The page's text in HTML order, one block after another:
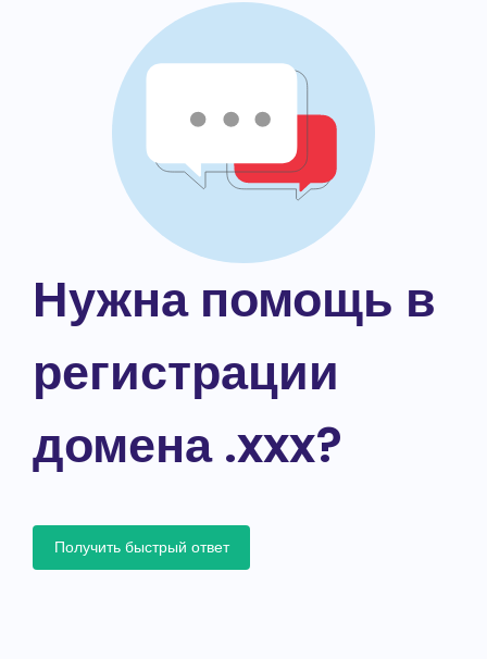
Нужна помощь в
регистрации
домена .xxx?
Получить быстрый ответ